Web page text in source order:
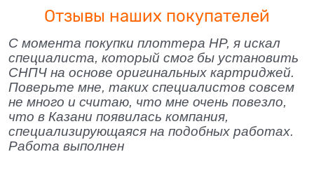
Отзывы наших покупателей
С момента покупки плоттера HP, я искал
специалиста, который смог бы установить
СНПЧ на основе оригинальных картриджей.
Поверьте мне, таких специалистов совсем
не много и считаю, что мне очень повезло,
что в Казани появилась компания,
специализирующаяся на подобных работах.
Работа выполнен